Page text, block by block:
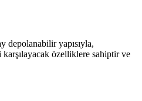
depolanabilir yapısıyla,
özelliklere sahiptir ve